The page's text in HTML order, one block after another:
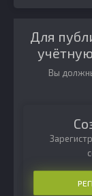
Для
Вы